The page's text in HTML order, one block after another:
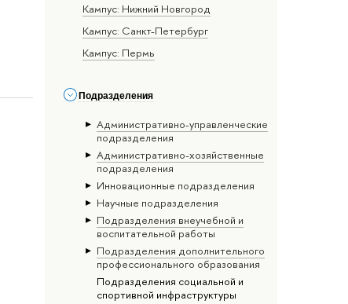
Кампус: Нижний Новгород
Кампус: Санкт-Петербург
Кампус: Пермь
Подразделения
Административно-управленческие
подразделения
Административно-хозяйственные
подразделения
Инновационные подразделения
Научные подразделения
Подразделения внеучебной и
воспитательной работы
Подразделения дополнительного
профессионального образования
Подразделения социальной и
спортивной инфраструктуры